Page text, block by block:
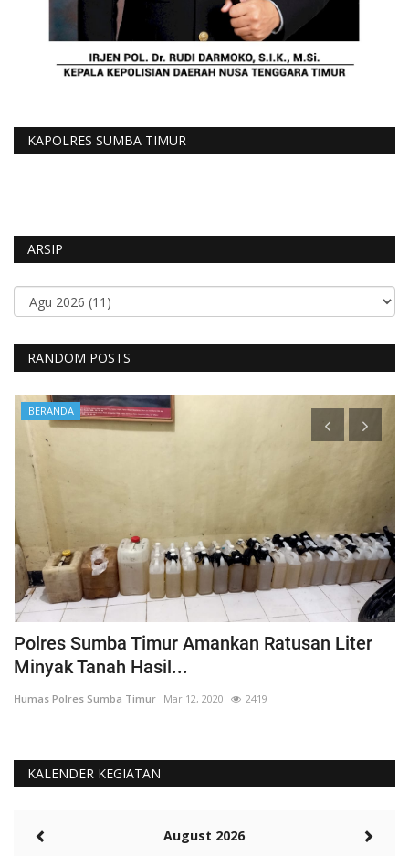
KAPOLRES SUMBA TIMUR
ARSIP
RANDOM POSTS
BERANDA
Polres Sumba Timur Amankan Ratusan Liter
Minyak Tanah Hasil...
Humas Polres Sumba Timur Mar 12, 2020 2419
KALENDER KEGIATAN
August 2026